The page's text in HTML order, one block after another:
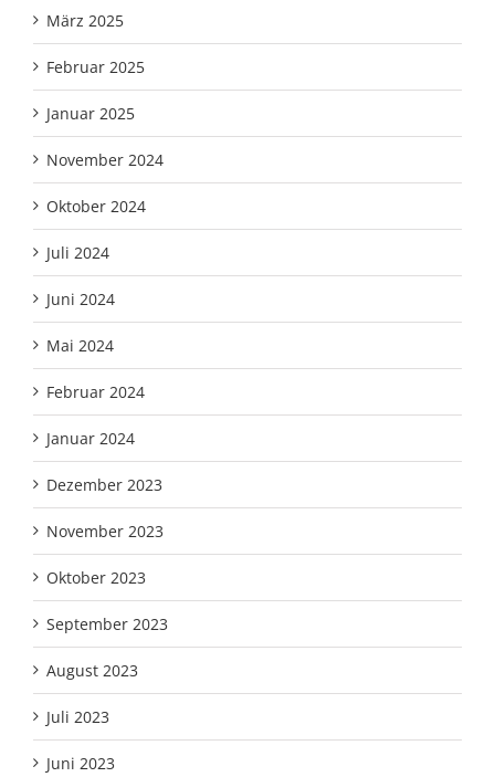
März 2025
Februar 2025
Januar 2025
November 2024
Oktober 2024
Juli 2024
Juni 2024
Mai 2024
Februar 2024
Januar 2024
Dezember 2023
November 2023
Oktober 2023
September 2023
August 2023
Juli 2023
Juni 2023